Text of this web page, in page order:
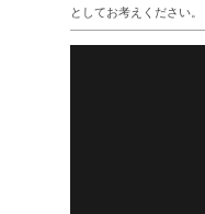
としてお考えください。